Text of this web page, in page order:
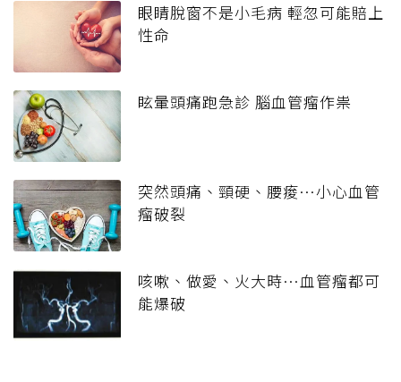
眼睛脫窗不是小毛病 輕忽可能賠上
性命
眩暈頭痛跑急診 腦血管瘤作祟
突然頭痛、頸硬、腰痠…小心血管
瘤破裂
咳嗽、做愛、火大時…血管瘤都可
能爆破